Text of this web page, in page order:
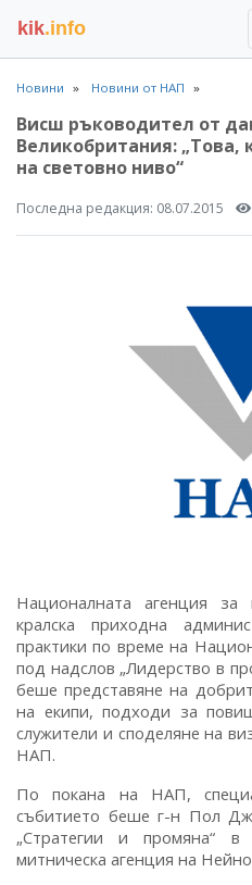
kik.info
Новини Новини от НАП
Висш ръководител от
Великобритания: „Това,
на световно ниво“
Последна редакция: 08.07.2015
Националната агенция за
кралска приходна
практики по време на
под надслов „Лидерство в
беше представяне на
на екипи, подходи за
служители и споделяне на
НАП.
По покана на НАП,
събитието беше г-н Пол
„Стратегии и промяна“
митническа агенция на